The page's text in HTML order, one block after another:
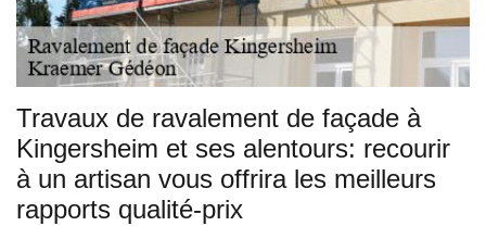
Travaux de ravalement de façade à
Kingersheim et ses alentours: recourir
à un artisan vous offrira les meilleurs
rapports qualité-prix